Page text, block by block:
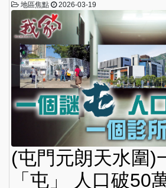
地區焦點 2026-03-19
(屯門元朗天水圍)
「屯」 人口破50